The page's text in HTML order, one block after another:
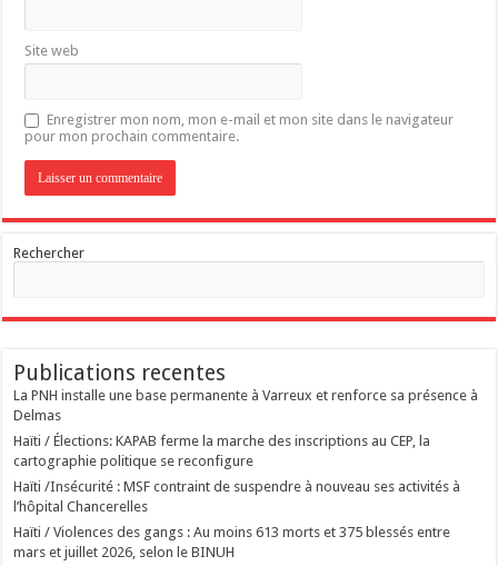
Site web
Enregistrer mon nom, mon e-mail et mon site dans le navigateur
pour mon prochain commentaire.
Rechercher
Publications recentes
La PNH installe une base permanente à Varreux et renforce sa présence à
Delmas
Haïti / Élections: KAPAB ferme la marche des inscriptions au CEP, la
cartographie politique se reconfigure
Haïti /Insécurité : MSF contraint de suspendre à nouveau ses activités à
l’hôpital Chancerelles
Haïti / Violences des gangs : Au moins 613 morts et 375 blessés entre
mars et juillet 2026, selon le BINUH